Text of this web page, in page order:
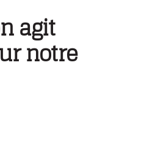
agit
notre